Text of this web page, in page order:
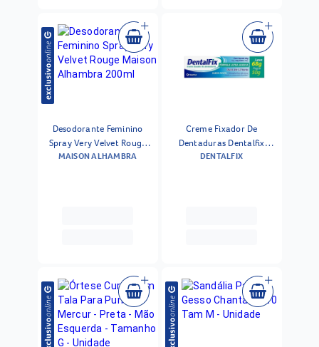
Desodorante Feminino
Spray Very Velvet Rouge
Maison Alhambra 200ml
MAISON ALHAMBRA
Creme Fixador De
Dentaduras Dentalfix
Sabor Menta 68g
DENTALFIX